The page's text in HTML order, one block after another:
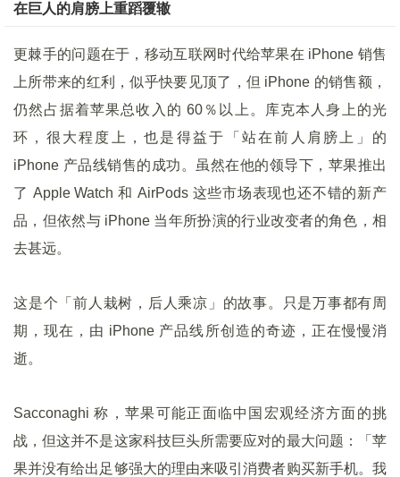
在巨人的肩膀上重蹈覆辙
更棘手的问题在于，移动互联网时代给苹果在 iPhone 销售
上所带来的红利，似乎快要见顶了，但 iPhone 的销售额，
仍然占据着苹果总收入的 60％以上。库克本人身上的光
环，很大程度上，也是得益于「站在前人肩膀上」的
iPhone 产品线销售的成功。虽然在他的领导下，苹果推出
了 Apple Watch 和 AirPods 这些市场表现也还不错的新产
品，但依然与 iPhone 当年所扮演的行业改变者的角色，相
去甚远。
这是个「前人栽树，后人乘凉」的故事。只是万事都有周
期，现在，由 iPhone 产品线所创造的奇迹，正在慢慢消
逝。
Sacconaghi 称，苹果可能正面临中国宏观经济方面的挑
战，但这并不是这家科技巨头所需要应对的最大问题：「苹
果并没有给出足够强大的理由来吸引消费者购买新手机。我